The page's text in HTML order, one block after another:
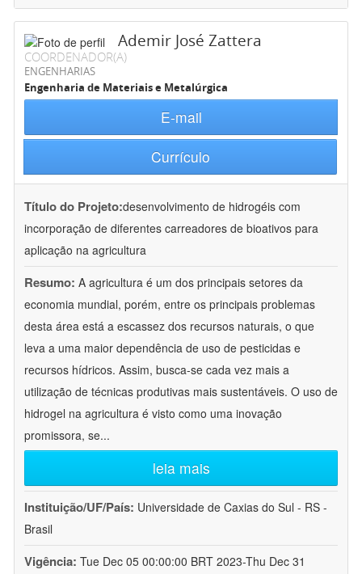
Ademir José Zattera
COORDENADOR(A)
ENGENHARIAS
Engenharia de Materiais e Metalúrgica
E-mail
Currículo
Título do Projeto:desenvolvimento de hidrogéis com
incorporação de diferentes carreadores de bioativos para
aplicação na agricultura
Resumo: A agricultura é um dos principais setores da
economia mundial, porém, entre os principais problemas
desta área está a escassez dos recursos naturais, o que
leva a uma maior dependência de uso de pesticidas e
recursos hídricos. Assim, busca-se cada vez mais a
utilização de técnicas produtivas mais sustentáveis. O uso de
hidrogel na agricultura é visto como uma inovação
promissora, se...
leia mais
Instituição/UF/País: Universidade de Caxias do Sul - RS -
Brasil
Vigência: Tue Dec 05 00:00:00 BRT 2023-Thu Dec 31